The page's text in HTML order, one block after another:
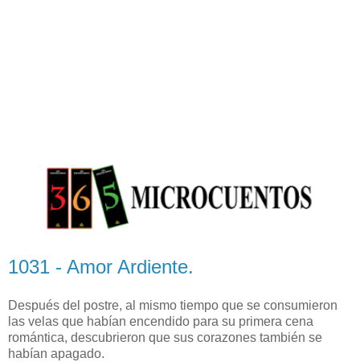
1031 - Amor Ardiente.
Después del postre, al mismo tiempo que se consumieron
las velas que habían encendido para su primera cena
romántica, descubrieron que sus corazones también se
habían apagado.